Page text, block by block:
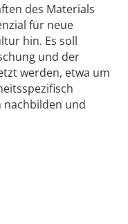
des Materials
für neue
hin. Es soll
und der
werden, etwa um
nachbilden und